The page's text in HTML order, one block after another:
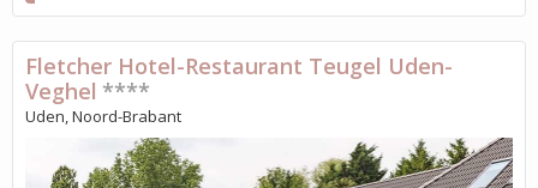
Fletcher Hotel-Restaurant Teugel Uden-
Veghel ****
Uden, Noord-Brabant